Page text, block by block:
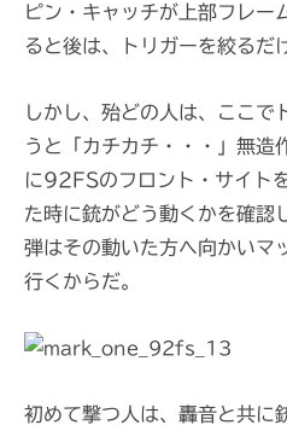
ピン・キャッチが上部フレー
ると後は、トリガーを絞るだ
しかし、殆どの人は、ここで
うと「カチカチ・・・」無造
に92FSのフロント・サイト
た時に銃がどう動くかを確認
弾はその動いた方へ向かい
行くからだ。
初めて撃つ人は、轟音と共に